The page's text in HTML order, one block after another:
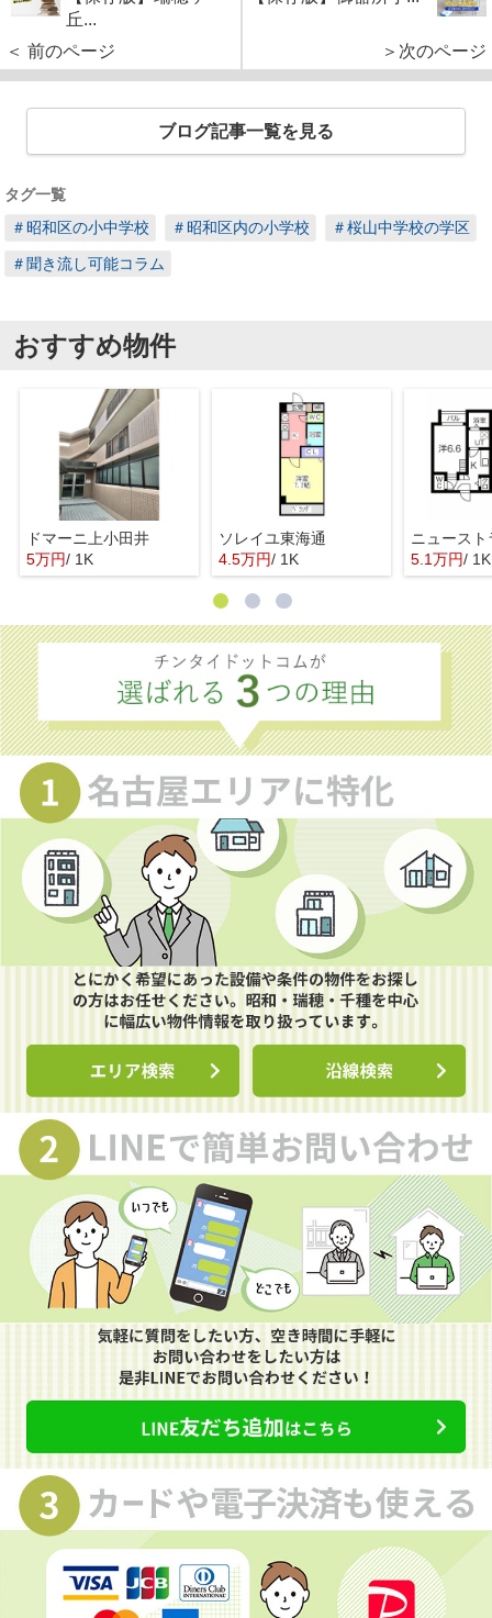
丘...
＜ 前のページ
＞次のページ
ブログ記事一覧を見る
タグ一覧
＃昭和区の小中学校
＃昭和区内の小学校 ＃桜山中学校の学区
＃聞き流し可能コラム
おすすめ物件
ドマーニ上小田井
5万円/ 1K
ソレイユ東海通
4.5万円/ 1K
ニュースト
5.1万円/ 1K